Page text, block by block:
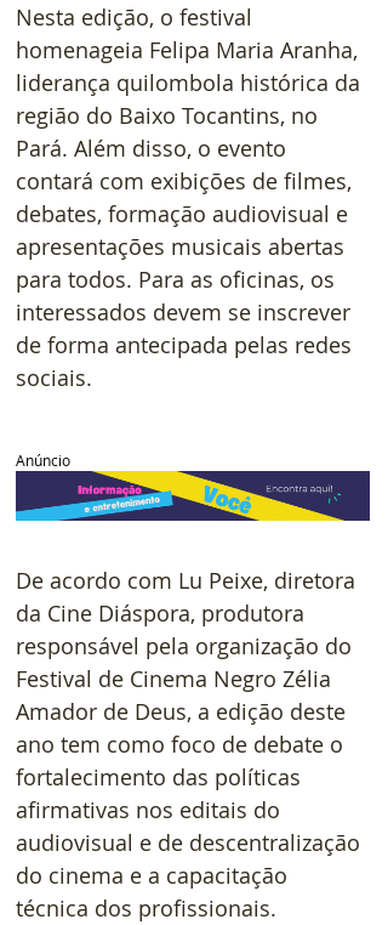
Nesta edição, o festival
homenageia Felipa Maria Aranha,
liderança quilombola histórica da
região do Baixo Tocantins, no
Pará. Além disso, o evento
contará com exibições de filmes,
debates, formação audiovisual e
apresentações musicais abertas
para todos. Para as oficinas, os
interessados devem se inscrever
de forma antecipada pelas redes
sociais.
Anúncio
De acordo com Lu Peixe, diretora
da Cine Diáspora, produtora
responsável pela organização do
Festival de Cinema Negro Zélia
Amador de Deus, a edição deste
ano tem como foco de debate o
fortalecimento das políticas
afirmativas nos editais do
audiovisual e de descentralização
do cinema e a capacitação
técnica dos profissionais.